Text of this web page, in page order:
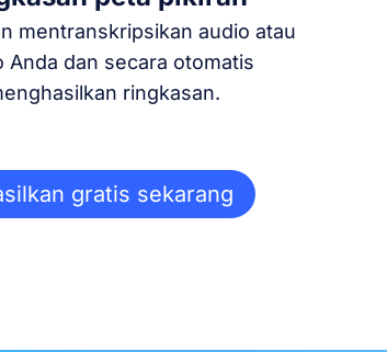
mentranskripsikan audio atau
Anda dan secara otomatis
ringkasan.
gratis sekarang